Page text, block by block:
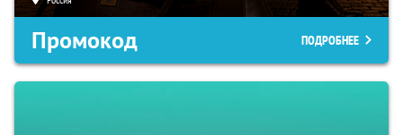
Промокод ПОДРОБНЕЕ